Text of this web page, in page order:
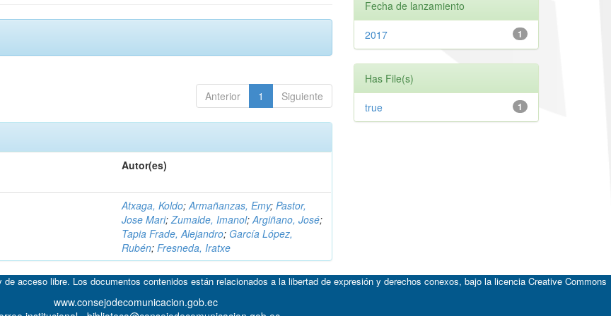
Anterior 1 Siguiente
Autor(es)
Atxaga, Koldo;Armañanzas, Emy;Pastor,
Jose Mari;Zumalde, Imanol;Argiñano, José;
Tapia Frade, Alejandro; García López,
Rubén;Fresneda, Iratxe
Fecha de lanzamiento
1
2017
Has File(s)
1
true
acceso libre. Los documentos contenidos están relacionados a la libertad de expresión y derechos conexos, bajo la licencia Creative Commons
www.consejodecomunicacion.gob.ec